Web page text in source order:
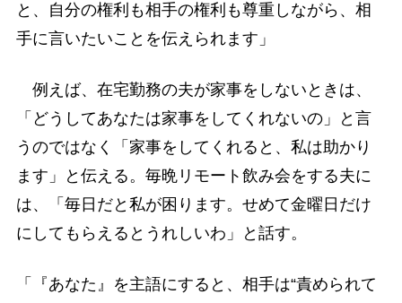
と、自分の権利も相手の権利も尊重しながら、相
手に言いたいことを伝えられます」
例えば、在宅勤務の夫が家事をしないときは、
「どうしてあなたは家事をしてくれないの」と言
うのではなく「家事をしてくれると、私は助かり
ます」と伝える。毎晩リモート飲み会をする夫に
は、「毎日だと私が困ります。せめて金曜日だけ
にしてもらえるとうれしいわ」と話す。
「『あなた』を主語にすると、相手は“責められて